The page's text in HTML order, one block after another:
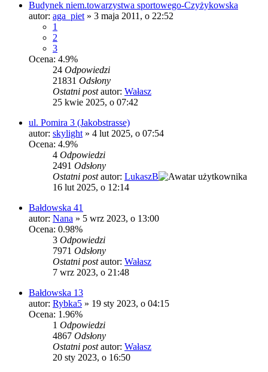
Budynek niem.towarzystwa sportowego-Czyżykowska
autor: aga_piet » 3 maja 2011, o 22:52
1
2
3
Ocena: 4.9%
24 Odpowiedzi
21831 Odsłony
Ostatni postautor: Wałasz
25 kwie 2025, o 07:42
ul. Pomira 3 (Jakobstrasse)
autor: skylight » 4 lut 2025, o 07:54
Ocena: 4.9%
4 Odpowiedzi
2491 Odsłony
Ostatni postautor: LukaszB
16 lut 2025, o 12:14
Bałdowska 41
autor: Nana » 5 wrz 2023, o 13:00
Ocena: 0.98%
3 Odpowiedzi
7971 Odsłony
Ostatni postautor: Wałasz
7 wrz 2023, o 21:48
Bałdowska 13
autor: Rybka5 » 19 sty 2023, o 04:15
Ocena: 1.96%
1 Odpowiedzi
4867 Odsłony
Ostatni postautor: Wałasz
20 sty 2023, o 16:50